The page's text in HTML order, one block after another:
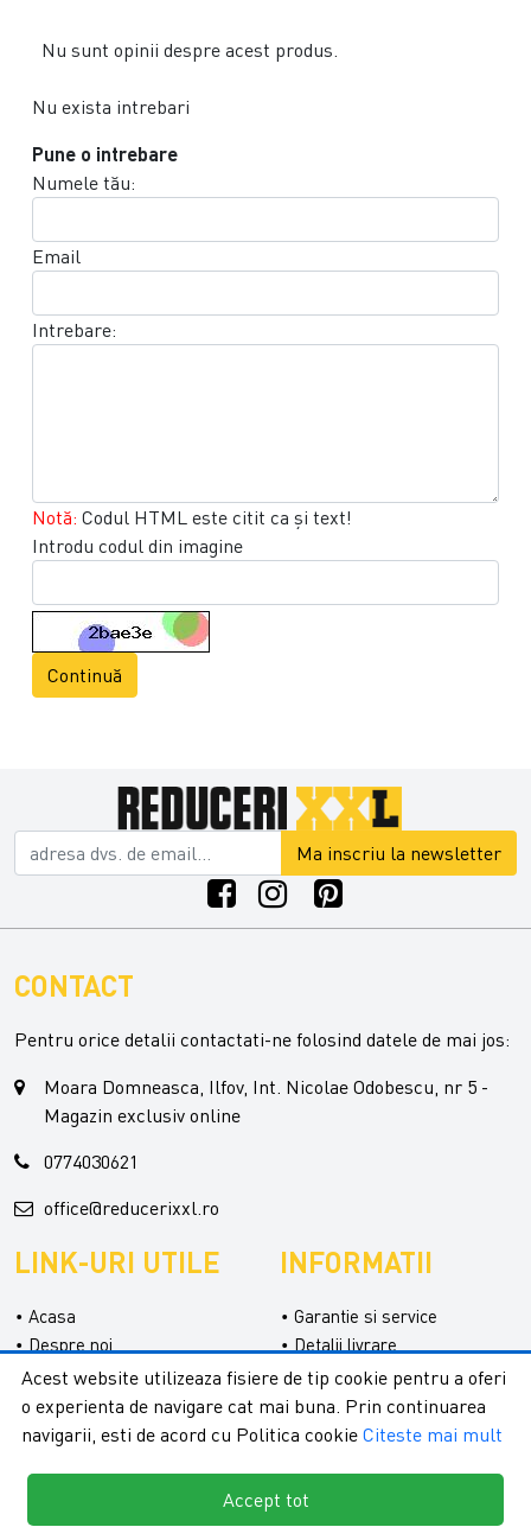
Nu sunt opinii despre acest produs.
Nu exista intrebari
Pune o intrebare
Numele tău:
Email
Intrebare:
Notă: Codul HTML este citit ca şi text!
Introdu codul din imagine
Continuă
Ma inscriu la newsletter
CONTACT
Pentru orice detalii contactati-ne folosind datele de mai jos:
Moara Domneasca, Ilfov, Int. Nicolae Odobescu, nr 5 -
Magazin exclusiv online
0774030621
office@reducerixxl.ro
LINK-URI UTILE
Acasa
Despre noi
Categorii
Contact
Formular retur
INFORMATII
Garantie si service
Detalii livrare
Confidentialitate
Termeni si conditii
Acest website utilizeaza fisiere de tip cookie pentru a oferi
o experienta de navigare cat mai buna. Prin continuarea
navigarii, esti de acord cu Politica cookie Citeste mai mult
Accept tot